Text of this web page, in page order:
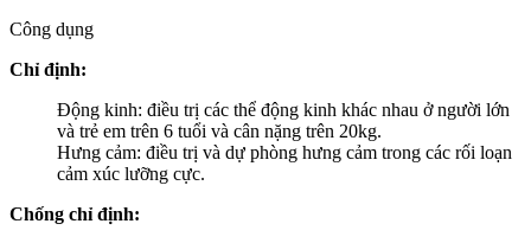
Công dụng
Chỉ định:
Động kinh: điều trị các thể động kinh khác nhau ở người lớn
và trẻ em trên 6 tuổi và cân nặng trên 20kg.
Hưng cảm: điều trị và dự phòng hưng cảm trong các rối loạn
cảm xúc lưỡng cực.
Chống chỉ định: